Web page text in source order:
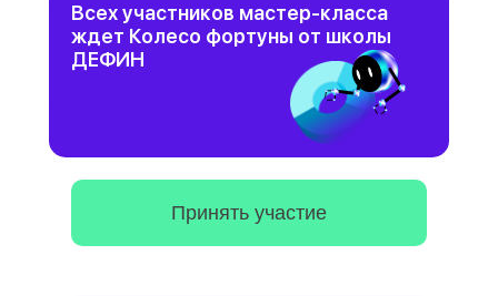
Принять участие
Всех участников мастер-класса
ждет Колесо фортуны от школы
ДЕФИН